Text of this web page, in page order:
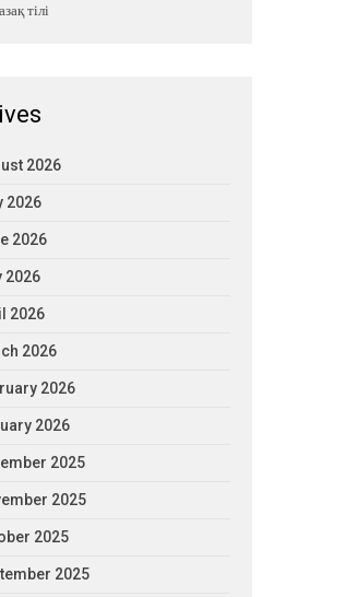
тілі
2026
2026
2026
2026
2026
2026
2026
2026
2025
2025
2025
2025